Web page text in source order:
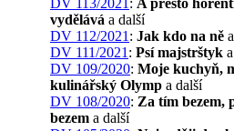
vydělává a další
DV 112/2021 : Jak kdo na ně
DV 111/2021 : Psí majstrštyk
DV 109/2020: Moje kuchyň,
kulinářský Olymp a další
DV 108/2020: Za tím bezem,
bezem a další